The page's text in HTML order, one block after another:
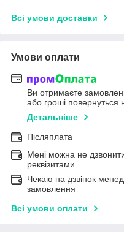
Всі умови доставки
Умови оплати
Ви отримаєте
або гроші повернуться
Детальніше
Післяплата
Мені можна не
реквізитами
Чекаю на дзвінок
замовлення
Всі умови оплати